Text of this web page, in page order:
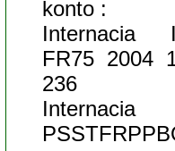
konto :
Internacia
FR75 2004
236
Internacia